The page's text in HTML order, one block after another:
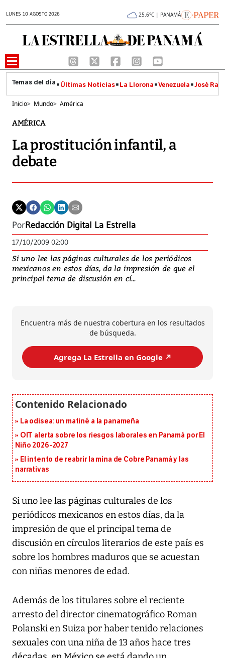
LUNES 10 AGOSTO 2026 25.6°C | PANAMÁ
Últimas Noticias La Llorona Venezuela José
Inicio> Mundo> América
AMÉRICA
La prostitución infantil, a
debate
PorRedacción Digital La Estrella
17/10/2009 02:00
Si uno lee las páginas culturales de los periódicos
mexicanos en estos días, da la impresión de que el
principal tema de discusión en cí...
Encuentra más de nuestra cobertura en los resultados
de búsqueda.
Agrega La Estrella en Google ↗️
La odisea: un matiné a la panameña
OIT alerta sobre los riesgos laborales en Panamá por El
Niño 2026-2027
El intento de reabrir la mina de Cobre Panamá y las
narrativas
Si uno lee las páginas culturales de los
periódicos mexicanos en estos días, da la
impresión de que el principal tema de
discusión en círculos literarios de este país es
sobre los hombres maduros que se acuestan
con niñas menores de edad.
Además de los titulares sobre el reciente
arresto del director cinematográfico Roman
Polanski en Suiza por haber tenido relaciones
sexuales con una niña de 13 años hace tres